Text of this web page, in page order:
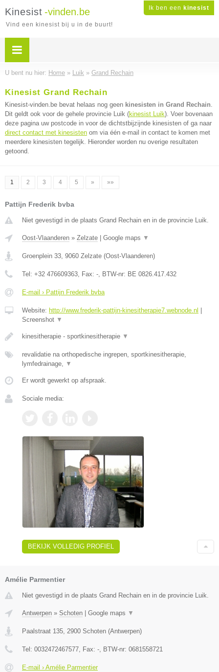
Ik ben een kinesist
Kinesist -vinden.be
Vind een kinesist bij u in de buurt!
U bent nu hier: Home » Luik » Grand Rechain
Kinesist Grand Rechain
Kinesist-vinden.be bevat helaas nog geen kinesisten in Grand Rechain.
Dit geldt ook voor de gehele provincie Luik (kinesist Luik). Voer bovenaan
deze pagina uw postcode in voor de dichtstbijzijnde kinesisten of ga naar
direct contact met kinesisten om via één e-mail in contact te komen met
meerdere kinesisten tegelijk. Hieronder worden nu overige resultaten
getoond.
1 2 3 4 5 » »»
Pattijn Frederik bvba
Niet gevestigd in de plaats Grand Rechain en in de provincie Luik.
Oost-Vlaanderen » Zelzate Google maps ▼
Groenplein 33, 9060 Zelzate (Oost-Vlaanderen)
Tel: +32 476609363, Fax: -, BTW-nr: BE 0826.417.432
E-mail › Pattijn Frederik bvba
Website: http://www.frederik-pattijn-kinesitherapie7.webnode.nl
Screenshot ▼
kinesitherapie - sportkinesitherapie ▼
revalidatie na orthopedische ingrepen, sportkinesitherapie,
lymfedrainage, ▼
Er wordt gewerkt op afspraak.
Sociale media:
BEKIJK VOLLEDIG PROFIEL
Amélie Parmentier
Niet gevestigd in de plaats Grand Rechain en in de provincie Luik.
Antwerpen » Schoten | Google maps ▼
Paalstraat 135 2900 Schoten (Antwerpen)
Tel: 0032472467577 , Fax: - , BTW-nr: 0681558721
E-mail › Amélie Parmentier